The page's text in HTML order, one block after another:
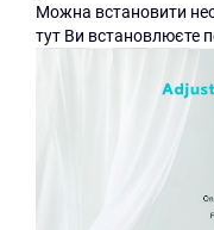
Можна встановити
тут Ви встановлюєте